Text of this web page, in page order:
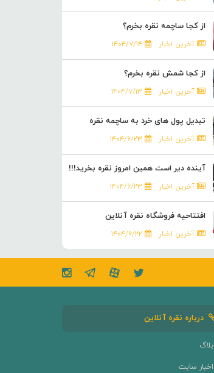
از کجا ساچمه نقره بخرم؟
آخرین اخبار ۱۴۰۴/۷/۱۴
از کجا شمش نقره بخرم؟
آخرین اخبار ۱۴۰۴/۷/۱۳
تبدیل پول های خرد به ساچمه نقره
آخرین اخبار ۱۴۰۴/۶/۲۳
آینده دیر است همین امروز نقره بخرید!!!
آخرین اخبار ۱۴۰۴/۶/۲۳
افتتاحیه فروشگاه نقره آنلاین
آخرین اخبار ۱۴۰۴/۶/۲۲
درباره نقره آنلاین
بلاگ
اخبار سایت